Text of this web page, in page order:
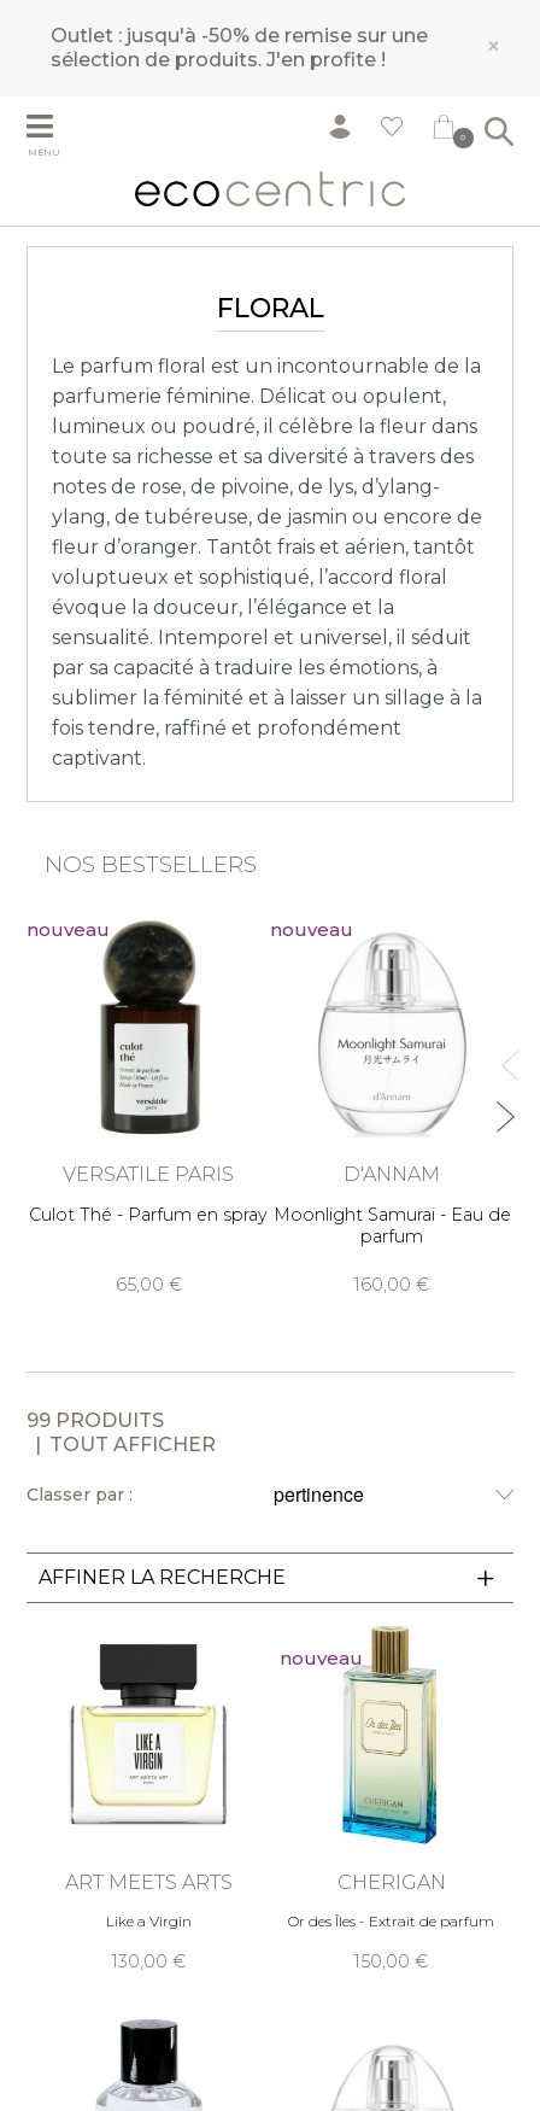
Outlet : jusqu'à -50% de remise sur une
sélection de produits.J'en profite ! ×
MENU
0
FLORAL
Le parfum floral est un incontournable de la
parfumerie féminine. Délicat ou opulent,
lumineux ou poudré, il célèbre la fleur dans
toute sa richesse et sa diversité à travers des
notes de rose, de pivoine, de lys, d’ylang-
ylang, de tubéreuse, de jasmin ou encore de
fleur d’oranger. Tantôt frais et aérien, tantôt
voluptueux et sophistiqué, l’accord floral
évoque la douceur, l’élégance et la
sensualité. Intemporel et universel, il séduit
par sa capacité à traduire les émotions, à
sublimer la féminité et à laisser un sillage à la
fois tendre, raffiné et profondément
captivant.
NOS BESTSELLERS
nouveau
VERSATILE PARIS
Culot Thé - Parfum en spray
65,00
nouveau
D'ANNAM
Moonlight Samurai - Eau de
parfum
160,00
99 PRODUITS
TOUT AFFICHER
Classer par :
AFFINER LA RECHERCHE
ART MEETS ARTS
Like a Virgin
130,00
nouveau
CHERIGAN
Or des Îles - Extrait de parfum
150,00